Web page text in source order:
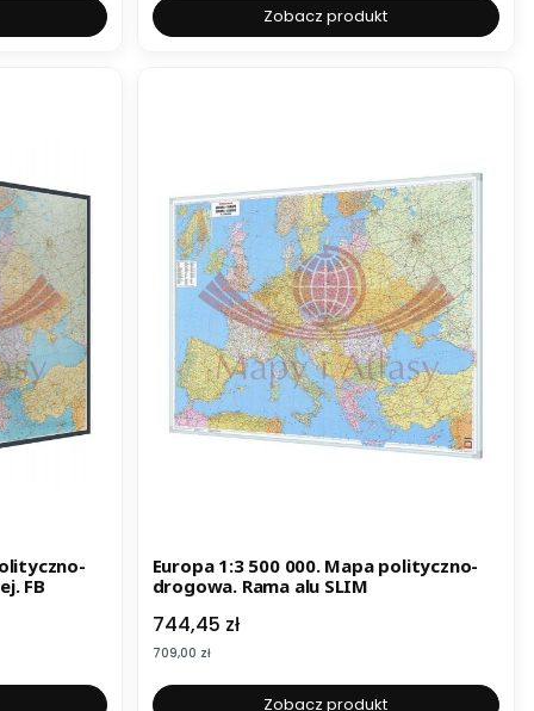
Zobacz produkt
FB
Europa 1:3 500 000. Mapa polityczno-
drogowa. Rama alu SLIM
Cena
744,45 zł
Cena
709,00 zł
Zobacz produkt